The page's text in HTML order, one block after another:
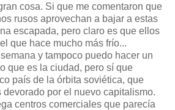
cosa. Si que me comentaron que
rusos aprovechan a bajar a estas
escapada, pero claro es que ellos
que hace mucho más frío...
y tampoco puedo hacer un
que es la ciudad, pero sí que
país de la órbita soviética, que
devorado por el nuevo capitalismo.
centros comerciales que parecía